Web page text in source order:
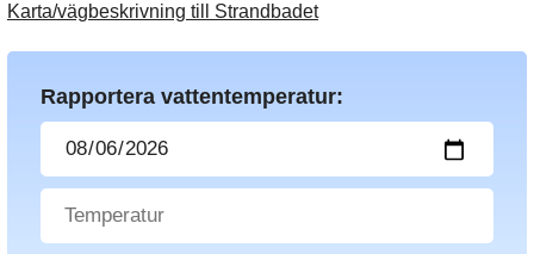
Karta/vägbeskrivning till Strandbadet
Rapportera vattentemperatur: